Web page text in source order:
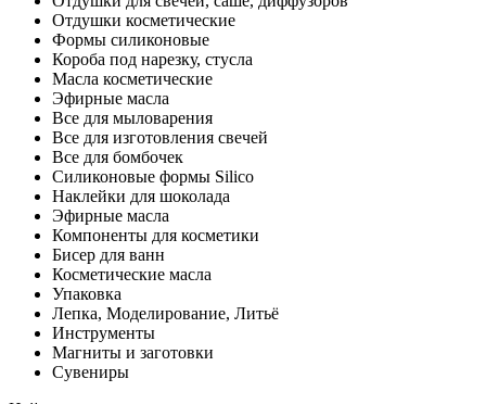
Отдушки косметические
Формы силиконовые
Короба под нарезку, стусла
Масла косметические
Эфирные масла
Все для мыловарения
Все для изготовления свечей
Все для бомбочек
Силиконовые формы Silico
Наклейки для шоколада
Эфирные масла
Компоненты для косметики
Бисер для ванн
Косметические масла
Упаковка
Лепка, Моделирование, Литьё
Инструменты
Магниты и заготовки
Сувениры